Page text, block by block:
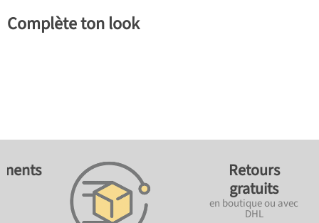
Complète ton look
Retours
gratuits
en boutique ou avec
DHL